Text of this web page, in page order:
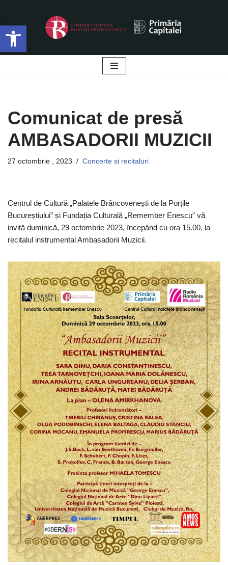
Deschide bara de unelte
Sari
la
conținut
Comunicat de presă
AMBASADORII MUZICII
27 octombrie , 2023 Concerte si recitaluri
Centrul de Cultură „Palatele Brâncovenești de la Porțile
Bucureștiului” și Fundația Culturală „Remember Enescu” vă
invită duminică, 29 octombrie 2023, începând cu ora 15.00, la
recitalul instrumental Ambasadorii Muzicii.